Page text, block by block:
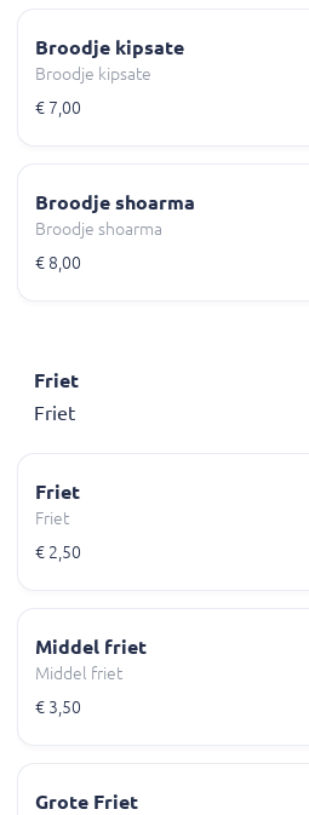
Broodje kipsate
Broodje kipsate
€ 7,00
Broodje shoarma
Broodje shoarma
€ 8,00
Friet
Friet
Friet
Friet
€ 2,50
Middel friet
Middel friet
€ 3,50
Grote Friet